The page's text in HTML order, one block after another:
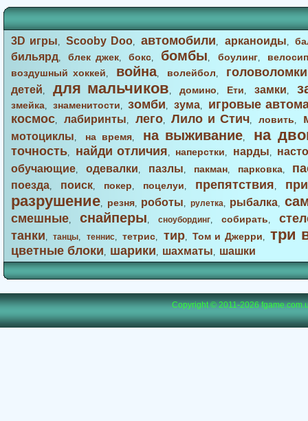
3D игры,Scooby Doo,автомобили, арканоиды,
бильярд,блек джек,бокс, бомбы, боулинг,
воздушный хоккей, война, волейбол, головоломки
детей, для мальчиков, домино, Ети, замки,
змейка, знаменитости,зомби, зума,
игровые
космос, лабиринты, лего,Лило и Стич,ловить,
мотоциклы, на время, на выживание, на
точность, найди отличия, наперстки, нарды,
обучающие, одевалки, пазлы, пакман, парковка,
поезда, поиск, покер, поцелуи, препятствия,
разрушение, резня, роботы, рулетка, рыбалка,
смешные, снайперы, сноубординг, собирать,
танки,танцы, теннис,тетрис, тир,Том и Джерри, три
цветные блоки, шарики, шахматы, шашки
Copyright © 2011-2026